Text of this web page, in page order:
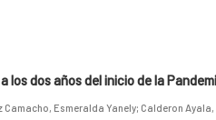
los dos años del inicio de la
Camacho, Esmeralda Yanely; Calderon